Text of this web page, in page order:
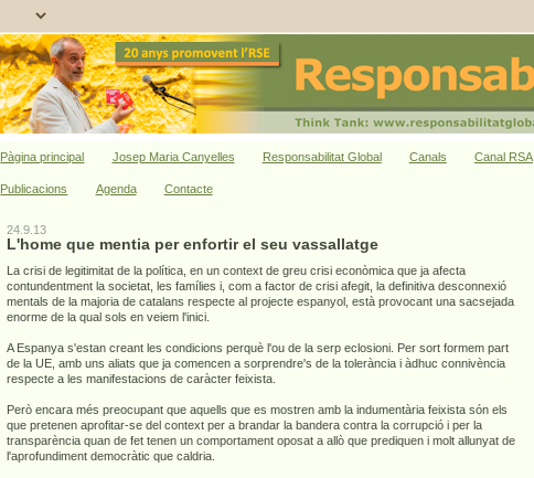
Pàgina principal Josep Maria Canyelles Responsabilitat Global Canals Canal RSA
Publicacions Agenda Contacte
24.9.13
L'home que mentia per enfortir el seu vassallatge
La crisi de legitimitat de la política, en un context de greu crisi econòmica que ja afecta
contundentment la societat, les famílies i, com a factor de crisi afegit, la definitiva desconnexió
mentals de la majoria de catalans respecte al projecte espanyol, està provocant una sacsejada
enorme de la qual sols en veiem l'inici.
A Espanya s'estan creant les condicions perquè l'ou de la serp eclosioni. Per sort formem part
de la UE, amb uns aliats que ja comencen a sorprendre's de la tolerància i àdhuc connivència
respecte a les manifestacions de caràcter feixista.
Però encara més preocupant que aquells que es mostren amb la indumentària feixista són els
que pretenen aprofitar-se del context per a brandar la bandera contra la corrupció i per la
transparència quan de fet tenen un comportament oposat a allò que prediquen i molt allunyat de
l'aprofundiment democràtic que caldria.